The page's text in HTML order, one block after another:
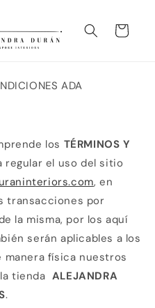
Carrito
ADA
los TÉRMINOS Y
regular el uso del sitio
, en
transacciones por
la misma, por los aquí
serán aplicables a los
manera física nuestros
tienda ALEJANDRA
.